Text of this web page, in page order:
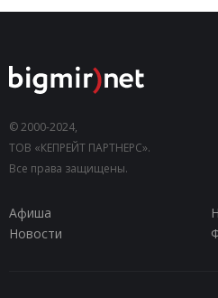
© 2000-2024,
ТОВ «КЕПРЕЙТ ПАРТНЕРС».
Все права защищены.
Афиша
Новости